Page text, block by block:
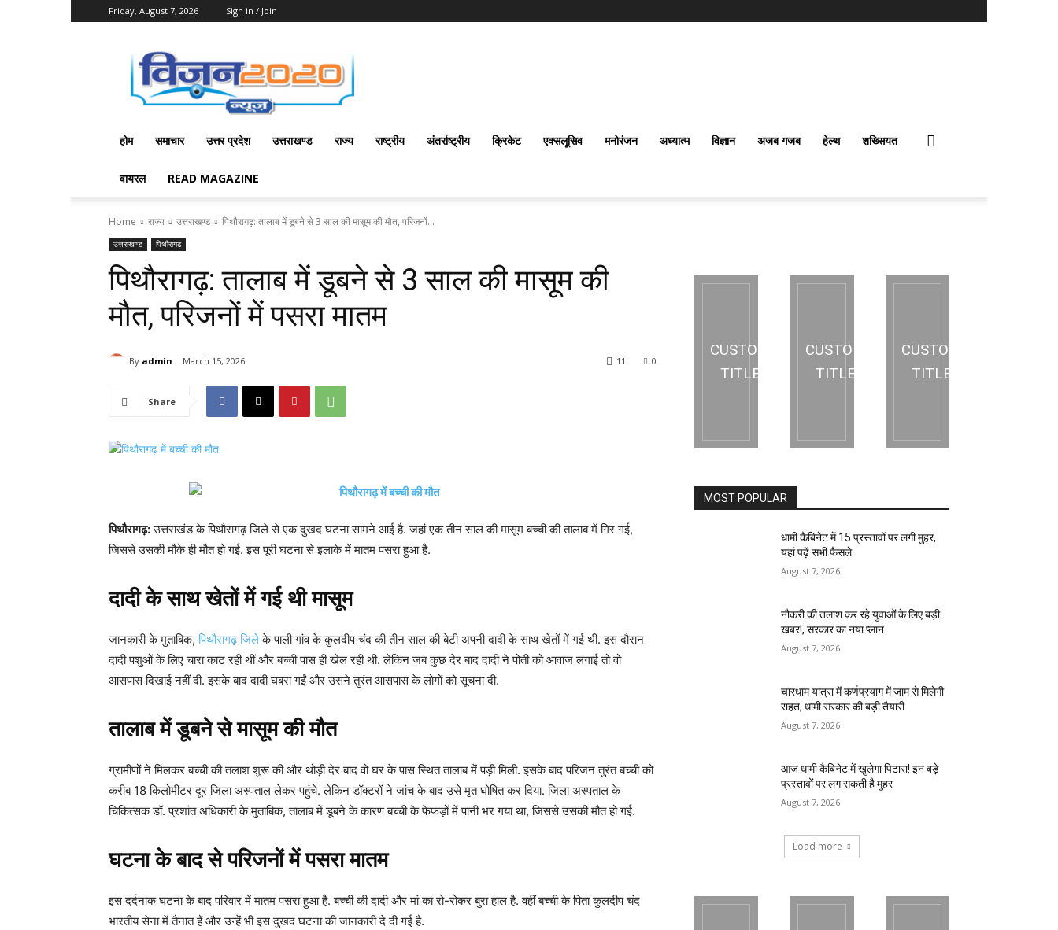
Friday, August 7, 2026 Sign in / Join
2020
News
होम समाचार उत्तर प्रदेश उत्तराखण्ड राज्य राष्ट्रीय अंतर्राष्‍ट्रीय क्रिकेट एक्सलूसिव मनोरंजन अध्यात्म विज्ञान अजब गजब हेल्थ शख्सियत
वायरल READ MAGAZINE
Home राज्य उत्तराखण्ड पिथौरागढ़: तालाब में डूबने से 3 साल की मासूम की मौत, परिजनों...
उत्तराखण्ड पिथौरागढ़
पिथौरागढ़: तालाब में डूबने से 3 साल की मासूम की
मौत, परिजनों में पसरा मातम
By admin March 15, 2026 0
11
Share
पिथौरागढ़:उत्तराखंड के पिथौरागढ़ जिले से एक दुखद घटना सामने आई है. जहां एक तीन साल की मासूम बच्ची की तालाब में गिर गई,
जिससे उसकी मौके ही मौत हो गई. इस पूरी घटना से इलाके में मातम पसरा हुआ है.
दादी के साथ खेतों में गई थी मासूम
जानकारी के मुताबिक, पिथौरागढ़ जिलेके पाली गांव के कुलदीप चंद की तीन साल की बेटी अपनी दादी के साथ खेतों में गई थी. इस दौरान
दादी पशुओं के लिए चारा काट रही थीं और बच्ची पास ही खेल रही थी. लेकिन जब कुछ देर बाद दादी ने पोती को आवाज लगाई तो वो
आसपास दिखाई नहीं दी. इसके बाद दादी घबरा गईं और उसने तुरंत आसपास के लोगों को सूचना दी.
तालाब में डूबने से मासूम की मौत
ग्रामीणों ने मिलकर बच्ची की तलाश शुरू की और थोड़ी देर बाद वो घर के पास स्थित तालाब में पड़ी मिली. इसके बाद परिजन तुरंत बच्ची को
करीब 18 किलोमीटर दूर जिला अस्पताल लेकर पहुंचे. लेकिन डॉक्टरों ने जांच के बाद उसे मृत घोषित कर दिया. जिला अस्पताल के
चिकित्सक डॉ. प्रशांत अधिकारी के मुताबिक, तालाब में डूबने के कारण बच्ची के फेफड़ों में पानी भर गया था, जिससे उसकी मौत हो गई.
घटना के बाद से परिजनों में पसरा मातम
इस दर्दनाक घटना के बाद परिवार में मातम पसरा हुआ है. बच्ची की दादी और मां का रो-रोकर बुरा हाल है. वहीं बच्ची के पिता कुलदीप चंद
भारतीय सेना में तैनात हैं और उन्हें भी इस दुखद घटना की जानकारी दे दी गई है.
CUSTOM
TITLE
CUSTOM
TITLE
CUSTOM
TITLE
MOST POPULAR
धामी कैबिनेट में 15 प्रस्तावों पर लगी मुहर,
यहां पढ़ें सभी फैसले
August 7, 2026
नौकरी की तलाश कर रहे युवाओं के लिए बड़ी
खबर!, सरकार का नया प्लान
August 7, 2026
चारधाम यात्रा में कर्णप्रयाग में जाम से मिलेगी
राहत, धामी सरकार की बड़ी तैयारी
August 7, 2026
आज धामी कैबिनेट में खुलेगा पिटारा! इन बड़े
प्रस्तावों पर लग सकती है मुहर
August 7, 2026
Load more